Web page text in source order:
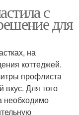
с
для
на
коттеджей.
профлиста
вкус. Для того
необходимо